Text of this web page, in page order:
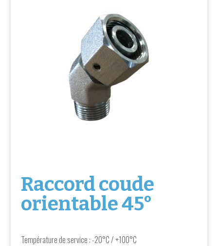
Raccord coude
orientable 45°
Température de service : -20°C / +100°C